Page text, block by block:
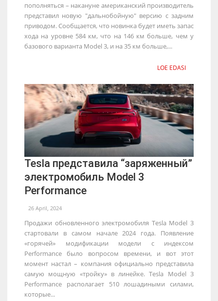
пополняться – накануне американский производитель
представил новую "дальнобойную" версию с задним
приводом. Сообщается, что новинка будет иметь запас
хода на уровне 584 км, что на 146 км больше, чем у
базового варианта Model 3, и на 35 км больше,...
LOE EDASI
Tesla представила “заряженный”
электромобиль Model 3
Performance
26 April, 2024
Продажи обновленного электромобиля Tesla Model 3
стартовали в самом начале 2024 года. Появление
«горячей» модификации модели с индексом
Performance было вопросом времени, и вот этот
момент настал – компания официально представила
самую мощную «тройку» в линейке. Tesla Model 3
Performance располагает 510 лошадиными силами,
которые...